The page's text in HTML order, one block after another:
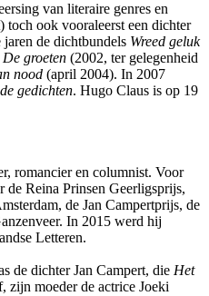
van literaire genres en
toch ook vooraleerst een dichter
jaren de dichtbundels Wreed geluk
De groeten (2002, ter gelegenheid
nood (april 2004). In 2007
gedichten. Hugo Claus is op 19
romancier en columnist. Voor
Reina Prinsen Geerligsprijs,
de Jan Campertprijs, de
In 2015 werd hij
Letteren.
de dichter Jan Campert, die Het
zijn moeder de actrice Joeki